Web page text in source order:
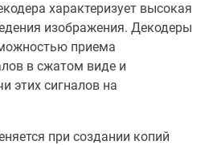
характеризует высокая
изображения. Декодеры
приема
в сжатом виде и
этих сигналов на
при создании копий